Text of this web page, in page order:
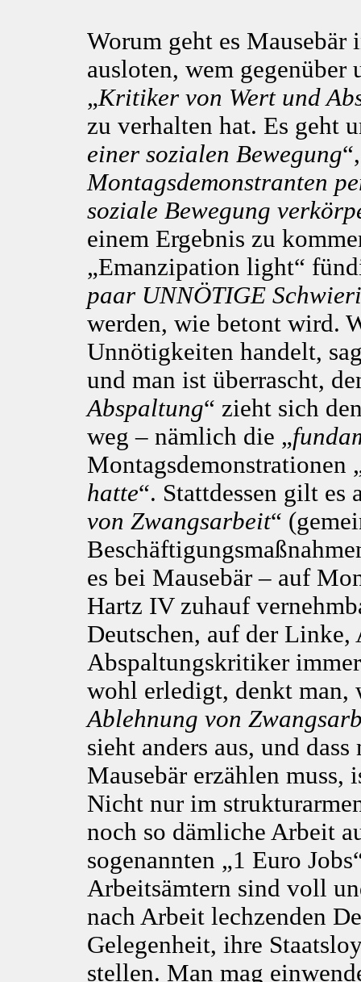
Worum geht es
ausloten, wem
„Kritiker von Wert und
zu verhalten hat. Es geht
einer sozialen Bewegung
Montagsdemonstranten
soziale Bewegung
einem Ergebnis zu
„Emanzipation light“
paar UNNÖTIGE
werden, wie betont wird.
Unnötigkeiten handelt,
und man ist überrascht,
Abspaltung“ zieht sich
weg – nämlich die „
Montagsdemonstrationen
hatte“. Stattdessen gilt es
von Zwangsarbeit“
es bei Mausebär – auf
Hartz IV zuhauf
Deutschen, auf der
Abspaltungskritiker
wohl erledigt, denkt man,
Ablehnung von
sieht anders aus, und
Mausebär erzählen muss,
Nicht nur im
noch so dämliche Arbeit
sogenannten „1 Euro
Arbeitsämtern sind voll
nach Arbeit lechzenden
Gelegenheit, ihre
stellen. Man mag